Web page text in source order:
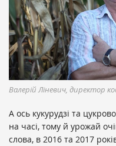
Валерій Ліневич, директор
А ось кукурудзі та
на часі, тому й урожай
слова, в 2016 та 2017